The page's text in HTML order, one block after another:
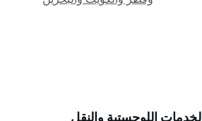
الخدمات اللوجستية والنقل